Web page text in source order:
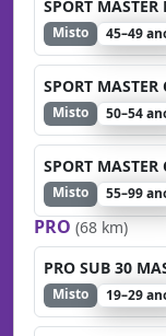
SPORT
Misto 45–49
SPORT
Misto 50–54
SPORT
Misto 55–99
PRO (68 km)
PRO SUB 30
Misto 19–29